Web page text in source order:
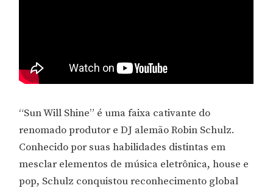
“Sun Will Shine” é uma faixa cativante do
renomado produtor e DJ alemão Robin Schulz.
Conhecido por suas habilidades distintas em
mesclar elementos de música eletrônica, house e
pop, Schulz conquistou reconhecimento global